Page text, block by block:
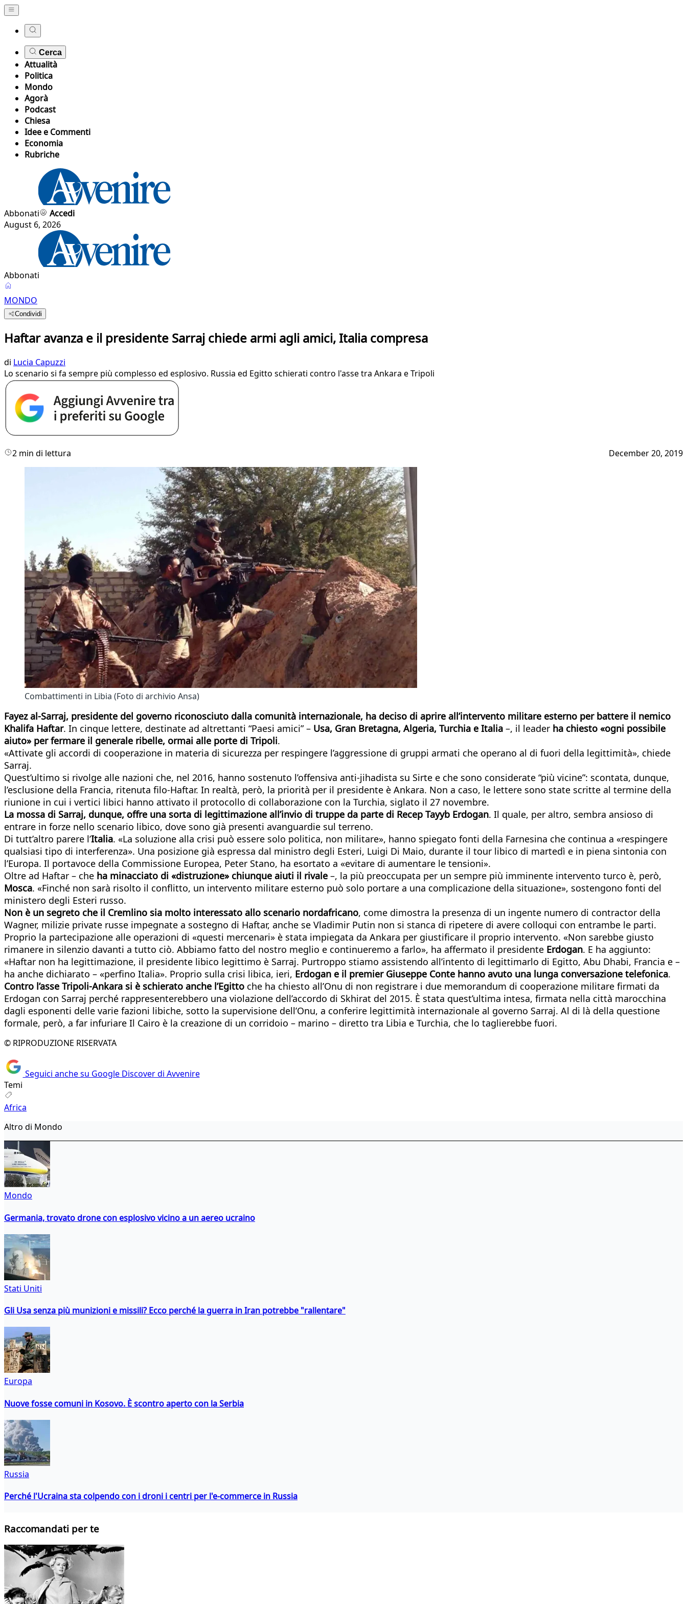
Cerca
Attualità
Politica
Mondo
Agorà
Podcast
Chiesa
Idee e Commenti
Economia
Rubriche
Abbonati
Accedi
August 6, 2026
Abbonati
MONDO
Condividi
Haftar avanza e il presidente Sarraj chiede armi agli amici, Italia compresa
di Lucia Capuzzi
Lo scenario si fa sempre più complesso ed esplosivo. Russia ed Egitto schierati contro l'asse tra Ankara e Tripoli
2 min di lettura December 20, 2019
Combattimenti in Libia (Foto di archivio Ansa)
Fayez al-Sarraj, presidente del governo riconosciuto dalla comunità internazionale, ha deciso di aprire all’intervento militare esterno per battere il nemico
Khalifa Haftar. In cinque lettere, destinate ad altrettanti “Paesi amici” – Usa, Gran Bretagna, Algeria, Turchia e Italia –, il leader ha chiesto «ogni possibile
aiuto» per fermare il generale ribelle, ormai alle porte di Tripoli.
«Attivate gli accordi di cooperazione in materia di sicurezza per respingere l’aggressione di gruppi armati che operano al di fuori della legittimità», chiede
Sarraj.
Quest’ultimo si rivolge alle nazioni che, nel 2016, hanno sostenuto l’offensiva anti-jihadista su Sirte e che sono considerate “più vicine”: scontata, dunque,
l’esclusione della Francia, ritenuta filo-Haftar. In realtà, però, la priorità per il presidente è Ankara. Non a caso, le lettere sono state scritte al termine della
riunione in cui i vertici libici hanno attivato il protocollo di collaborazione con la Turchia, siglato il 27 novembre.
La mossa di Sarraj, dunque, offre una sorta di legittimazione all’invio di truppe da parte di Recep Tayyb Erdogan. Il quale, per altro, sembra ansioso di
entrare in forze nello scenario libico, dove sono già presenti avanguardie sul terreno.
Di tutt’altro parere l’Italia. «La soluzione alla crisi può essere solo politica, non militare», hanno spiegato fonti della Farnesina che continua a «respingere
qualsiasi tipo di interferenza». Una posizione già espressa dal ministro degli Esteri, Luigi Di Maio, durante il tour libico di martedì e in piena sintonia con
l’Europa. Il portavoce della Commissione Europea, Peter Stano, ha esortato a «evitare di aumentare le tensioni».
Oltre ad Haftar – che ha minacciato di «distruzione» chiunque aiuti il rivale –, la più preoccupata per un sempre più imminente intervento turco è, però,
Mosca. «Finché non sarà risolto il conflitto, un intervento militare esterno può solo portare a una complicazione della situazione», sostengono fonti del
ministero degli Esteri russo.
Non è un segreto che il Cremlino sia molto interessato allo scenario nordafricano, come dimostra la presenza di un ingente numero di contractor della
Wagner, milizie private russe impegnate a sostegno di Haftar, anche se Vladimir Putin non si stanca di ripetere di avere colloqui con entrambe le parti.
Proprio la partecipazione alle operazioni di «questi mercenari» è stata impiegata da Ankara per giustificare il proprio intervento. «Non sarebbe giusto
rimanere in silenzio davanti a tutto ciò. Abbiamo fatto del nostro meglio e continueremo a farlo», ha affermato il presidente Erdogan. E ha aggiunto:
«Haftar non ha legittimazione, il presidente libico legittimo è Sarraj. Purtroppo stiamo assistendo all’intento di legittimarlo di Egitto, Abu Dhabi, Francia e –
ha anche dichiarato – «perfino Italia». Proprio sulla crisi libica, ieri, Erdogan e il premier Giuseppe Conte hanno avuto una lunga conversazione telefonica.
Contro l’asse Tripoli-Ankara si è schierato anche l’Egitto che ha chiesto all’Onu di non registrare i due memorandum di cooperazione militare firmati da
Erdogan con Sarraj perché rappresenterebbero una violazione dell’accordo di Skhirat del 2015. È stata quest’ultima intesa, firmata nella città marocchina
dagli esponenti delle varie fazioni libiche, sotto la supervisione dell’Onu, a conferire legittimità internazionale al governo Sarraj. Al di là della questione
formale, però, a far infuriare Il Cairo è la creazione di un corridoio – marino – diretto tra Libia e Turchia, che lo taglierebbe fuori.
© RIPRODUZIONE RISERVATA
Seguici anche su Google Discover di Avvenire
Temi
Africa
Altro di Mondo
Mondo
Germania, trovato drone con esplosivo vicino a un aereo ucraino
Stati Uniti
Gli Usa senza più munizioni e missili? Ecco perché la guerra in Iran potrebbe "rallentare"
Europa
Nuove fosse comuni in Kosovo. È scontro aperto con la Serbia
Russia
Perché l'Ucraina sta colpendo con i droni i centri per l'e-commerce in Russia
Raccomandati per te